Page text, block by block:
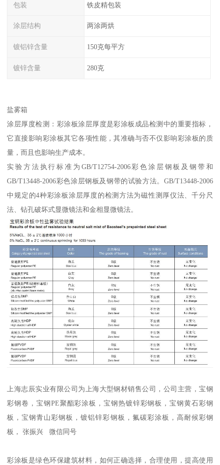
包装 铁皮精包装
涂层结构 两涂两烘
镀铝锌含量 150克每平方
镀锌含量 280克
盐雾箱
涂层厚度检测：彩涂板涂层厚度是彩涂板成品检测中的重要指标，
它直接影响彩涂板其它各项性能，其准确与否不仅影响彩涂板的质
量，而且也影响生产成本。
实验方法执行标准为GB/T12754-2006彩色涂层钢板及钢带和
GB/T13448-2006彩色涂层钢板及钢带的试验方法。GB/T13448-2006
中规定的4种彩涂板涂层厚度的检测方法为磁性测厚仪法、千分尺
法、钻孔破坏式显微镜法和金相显微镜法。
上海志辰实业有限公司为上海大型钢材销售公司，公司主营，宝钢
彩钢卷，宝钢PE聚酯彩涂板，宝钢热镀锌彩钢板，宝钢黄石彩钢
板，宝钢青山彩钢板，镀铝锌彩钢板，氟碳彩涂板，高耐候彩钢
板， 张振兴 微信同号
彩涂板是绿色环保建筑材料，如何正确选择，合理使用，提高使用